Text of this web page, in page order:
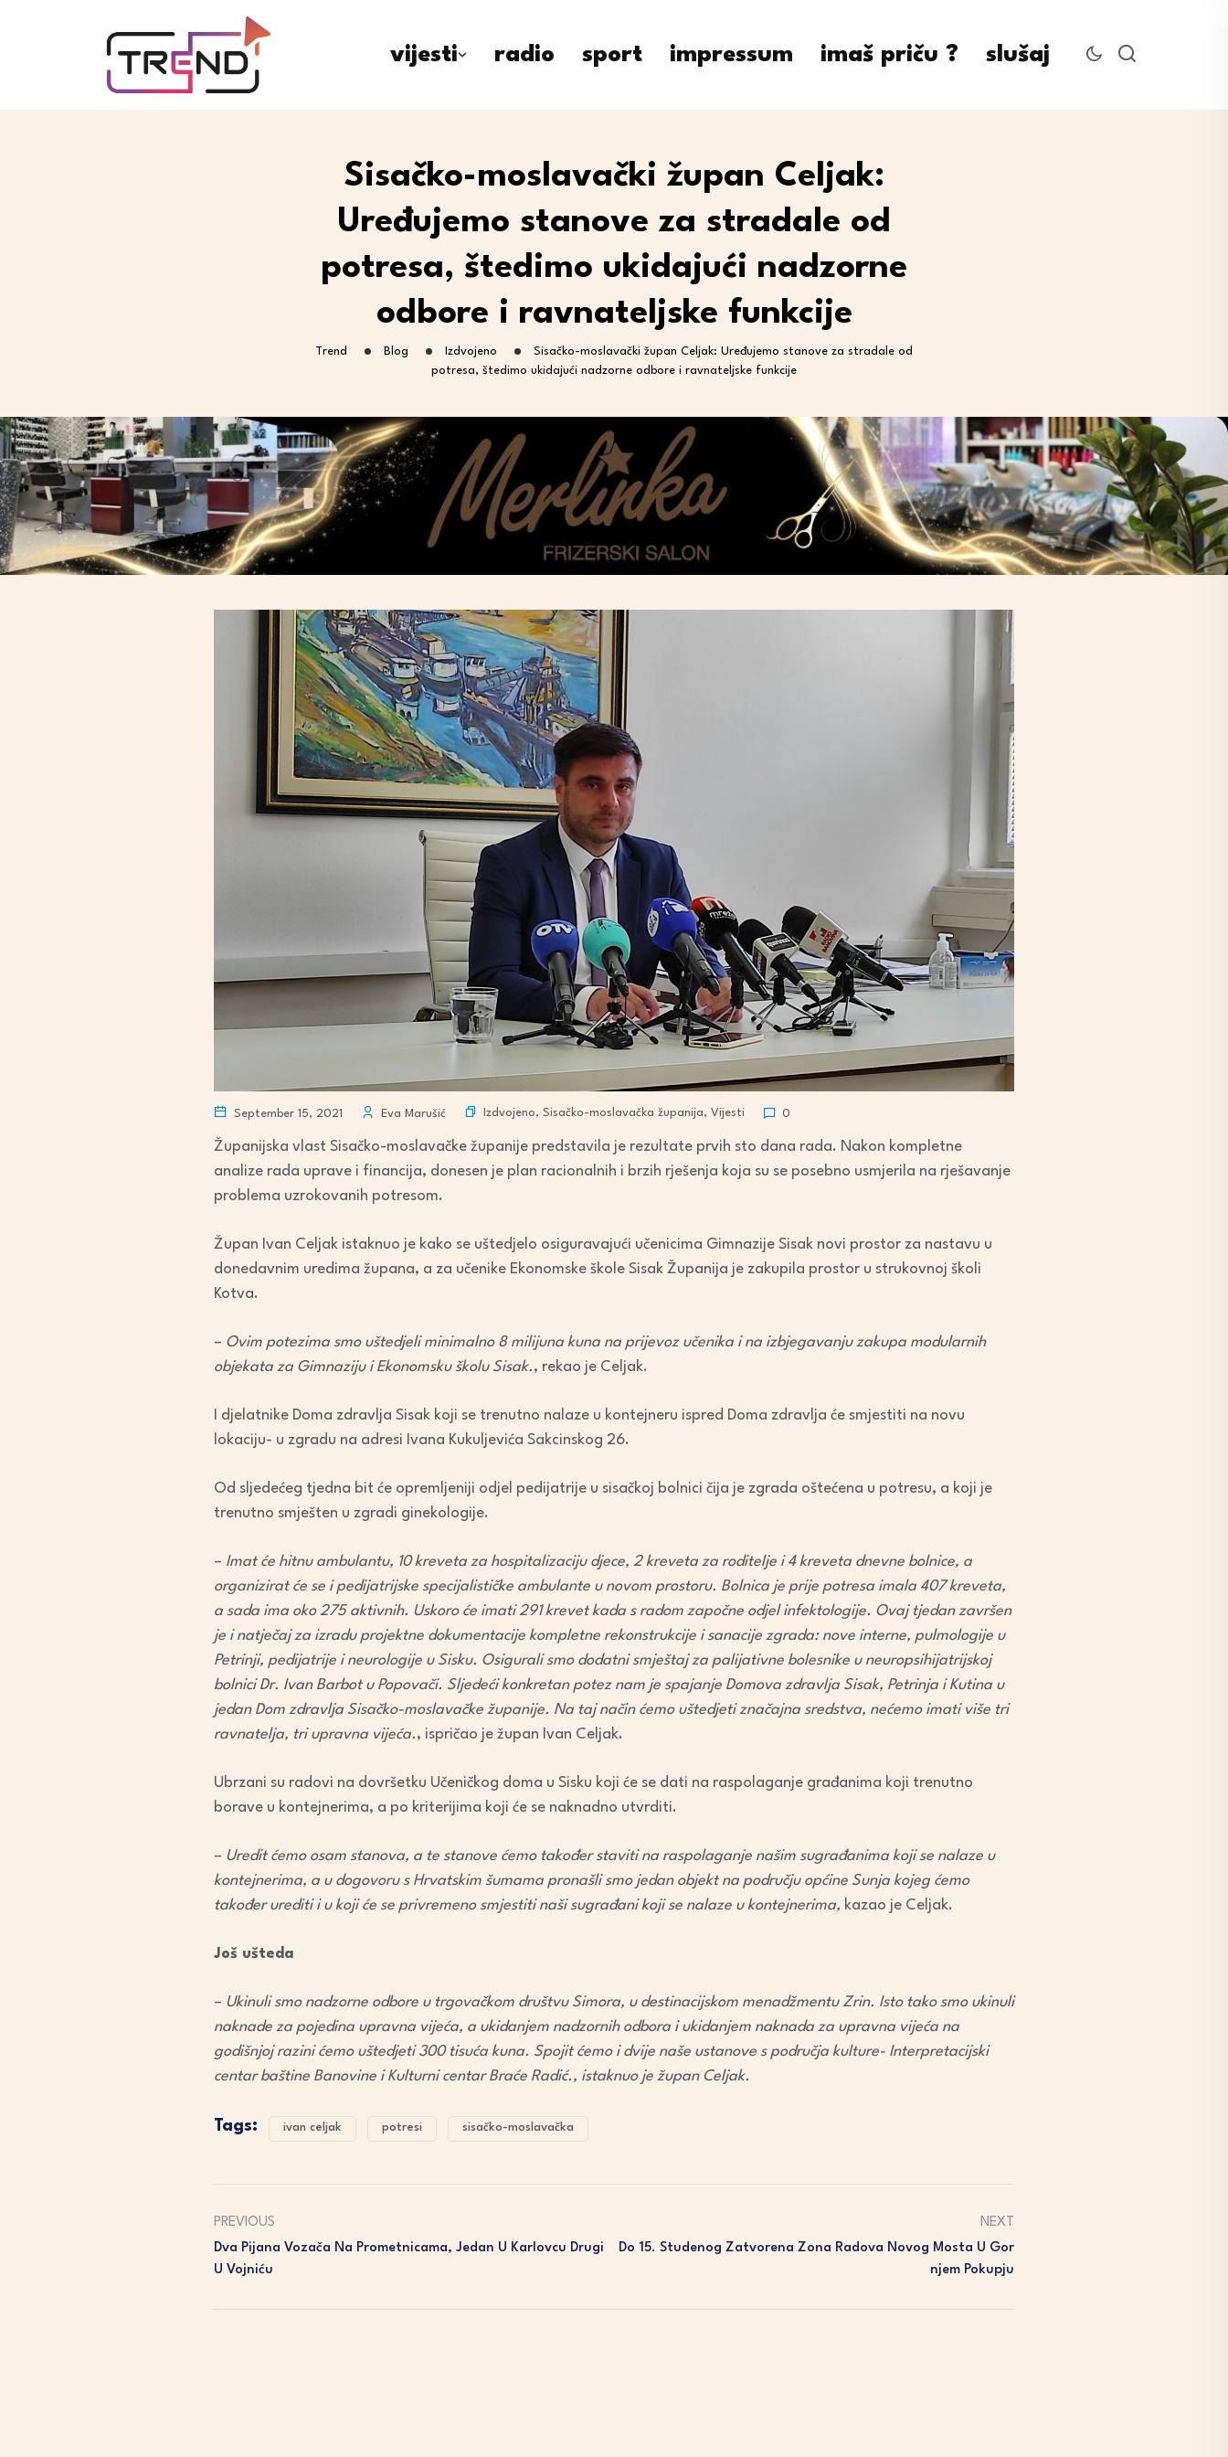
vijesti radio sport impressum imaš priču ? slušaj
Sisačko-moslavački župan Celjak:
Uređujemo stanove za stradale od
potresa, štedimo ukidajući nadzorne
odbore i ravnateljske funkcije
Trend Blog Izdvojeno
Sisačko-moslavački župan Celjak: Uređujemo stanove za stradale od
potresa, štedimo ukidajući nadzorne odbore i ravnateljske funkcije
September 15, 2021 Eva Marušić Izdvojeno, Sisačko-moslavačka županija, Vijesti 0
Županijska vlast Sisačko-moslavačke županije predstavila je rezultate prvih sto dana rada. Nakon kompletne
analize rada uprave i financija, donesen je plan racionalnih i brzih rješenja koja su se posebno usmjerila na rješavanje
problema uzrokovanih potresom.
Župan Ivan Celjak istaknuo je kako se uštedjelo osiguravajući učenicima Gimnazije Sisak novi prostor za nastavu u
donedavnim uredima župana, a za učenike Ekonomske škole Sisak Županija je zakupila prostor u strukovnoj školi
Kotva.
– Ovim potezima smo uštedjeli minimalno 8 milijuna kuna na prijevoz učenika i na izbjegavanju zakupa modularnih
objekata za Gimnaziju i Ekonomsku školu Sisak., rekao je Celjak.
I djelatnike Doma zdravlja Sisak koji se trenutno nalaze u kontejneru ispred Doma zdravlja će smjestiti na novu
lokaciju- u zgradu na adresi Ivana Kukuljevića Sakcinskog 26.
Od sljedećeg tjedna bit će opremljeniji odjel pedijatrije u sisačkoj bolnici čija je zgrada oštećena u potresu, a koji je
trenutno smješten u zgradi ginekologije.
– Imat će hitnu ambulantu, 10 kreveta za hospitalizaciju djece, 2 kreveta za roditelje i 4 kreveta dnevne bolnice, a
organizirat će se i pedijatrijske specijalističke ambulante u novom prostoru. Bolnica je prije potresa imala 407 kreveta,
a sada ima oko 275 aktivnih. Uskoro će imati 291 krevet kada s radom započne odjel infektologije. Ovaj tjedan završen
je i natječaj za izradu projektne dokumentacije kompletne rekonstrukcije i sanacije zgrada: nove interne, pulmologije u
Petrinji, pedijatrije i neurologije u Sisku. Osigurali smo dodatni smještaj za palijativne bolesnike u neuropsihijatrijskoj
bolnici Dr. Ivan Barbot u Popovači. Sljedeći konkretan potez nam je spajanje Domova zdravlja Sisak, Petrinja i Kutina u
jedan Dom zdravlja Sisačko-moslavačke županije. Na taj način ćemo uštedjeti značajna sredstva, nećemo imati više tri
ravnatelja, tri upravna vijeća., ispričao je župan Ivan Celjak.
Ubrzani su radovi na dovršetku Učeničkog doma u Sisku koji će se dati na raspolaganje građanima koji trenutno
borave u kontejnerima, a po kriterijima koji će se naknadno utvrditi.
– Uredit ćemo osam stanova, a te stanove ćemo također staviti na raspolaganje našim sugrađanima koji se nalaze u
kontejnerima, a u dogovoru s Hrvatskim šumama pronašli smo jedan objekt na području općine Sunja kojeg ćemo
također urediti i u koji će se privremeno smjestiti naši sugrađani koji se nalaze u kontejnerima, kazao je Celjak.
Još ušteda
– Ukinuli smo nadzorne odbore u trgovačkom društvu Simora, u destinacijskom menadžmentu Zrin. Isto tako smo ukinuli
naknade za pojedina upravna vijeća, a ukidanjem nadzornih odbora i ukidanjem naknada za upravna vijeća na
godišnjoj razini ćemo uštedjeti 300 tisuća kuna. Spojit ćemo i dvije naše ustanove s područja kulture- Interpretacijski
centar baštine Banovine i Kulturni centar Braće Radić., istaknuo je župan Celjak.
Tags: ivan celjak potresi sisačko-moslavačka
PREVIOUS
Dva Pijana Vozača Na Prometnicama, Jedan U Karlovcu Drugi
U Vojniću
NEXT
Do 15. Studenog Zatvorena Zona Radova Novog Mosta U Gor
Njem Pokupju